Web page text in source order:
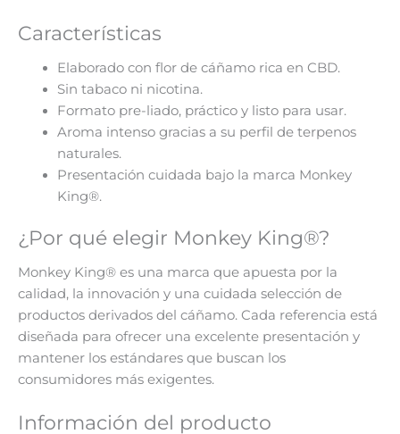
Características
Elaborado con flor de cáñamo rica en CBD.
Sin tabaco ni nicotina.
Formato pre-liado, práctico y listo para usar.
Aroma intenso gracias a su perfil de terpenos
naturales.
Presentación cuidada bajo la marca Monkey
King®.
¿Por qué elegir Monkey King®?
Monkey King® es una marca que apuesta por la
calidad, la innovación y una cuidada selección de
productos derivados del cáñamo. Cada referencia está
diseñada para ofrecer una excelente presentación y
mantener los estándares que buscan los
consumidores más exigentes.
Información del producto